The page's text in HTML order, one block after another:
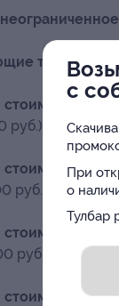
товары:
до
руб.)
до
руб.)
до
руб.)
до
с
При
о
Тулбар